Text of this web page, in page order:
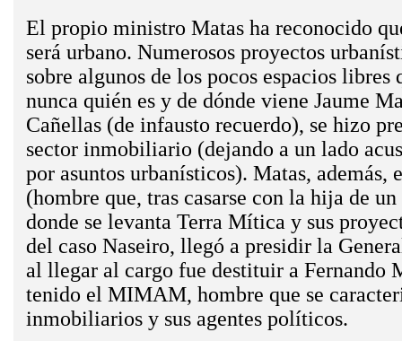
El propio ministro Matas ha reconocido
será urbano. Numerosos proyectos
sobre algunos de los pocos espacios
nunca quién es y de dónde viene Jaume
Cañellas (de infausto recuerdo), se hizo
sector inmobiliario (dejando a un lado
por asuntos urbanísticos). Matas,
(hombre que, tras casarse con la hija de
donde se levanta Terra Mítica y sus
del caso Naseiro, llegó a presidir la
al llegar al cargo fue destituir a Fernando
tenido el MIMAM, hombre que se
inmobiliarios y sus agentes políticos.